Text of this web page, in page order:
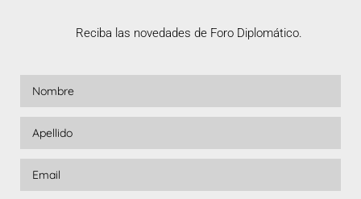
Reciba las novedades de Foro Diplomático.